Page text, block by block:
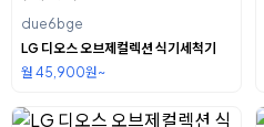
due6bge
LG 디오스 오브제컬렉션 식기세척기
월 45,900원~